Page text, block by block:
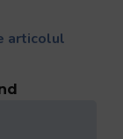
articolul